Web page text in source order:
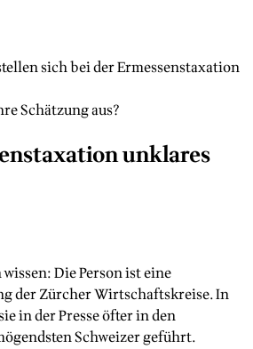
sich bei der Ermessenstaxation
Schätzung aus?
unklares
Die Person ist eine
der Zürcher Wirtschaftskreise. In
in der Presse öfter in den
Schweizer geführt.